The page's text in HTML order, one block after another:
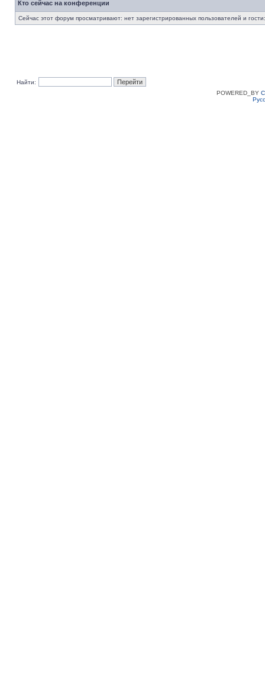
Кто сейчас на конференции
Сейчас этот форум просматривают: нет зарегистрированных пользователей и
Найти:
POWERED_BY